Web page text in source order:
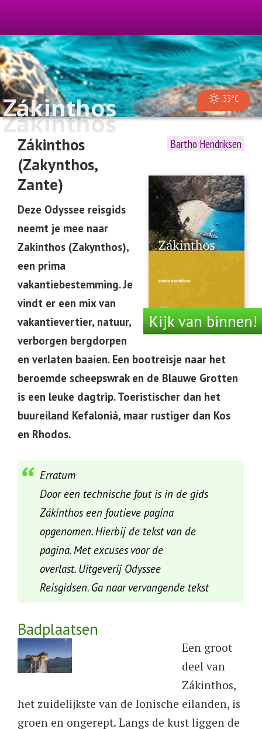
Zákinthos
Zákinthos 33°C
Bartho Hendriksen
Kijk van binnen!
Zákinthos
(Zakynthos,
Zante)
Deze Odyssee reisgids
neemt je mee naar
Zakinthos (Zakynthos),
een prima
vakantiebestemming. Je
vindt er een mix van
vakantievertier, natuur,
verborgen bergdorpen
en verlaten baaien. Een bootreisje naar het
beroemde scheepswrak en de Blauwe Grotten
is een leuke dagtrip. Toeristischer dan het
buureiland Kefaloniá, maar rustiger dan Kos
en Rhodos.
Erratum
Door een technische fout is in de gids
Zákinthos een foutieve pagina
opgenomen. Hierbij de tekst van de
pagina. Met excuses voor de
overlast. Uitgeverij Odyssee
Reisgidsen. Ga naar vervangende tekst
Badplaatsen
​​​​Een groot
deel van
Zákinthos,
het zuidelijkste van de Ionische eilanden, is
groen en ongerept. Langs de kust liggen de